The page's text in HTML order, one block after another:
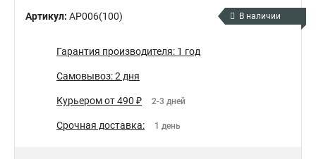
Артикул: AP006(100) В наличии
Гарантия производителя: 1 год
Самовывоз: 2 дня
Курьером от 490 ₽ 2-3 дней
Срочная доставка: 1 день